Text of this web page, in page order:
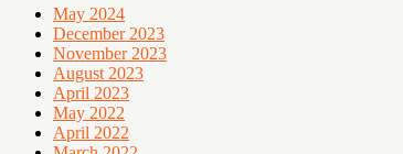
May 2024
December 2023
November 2023
August 2023
April 2023
May 2022
April 2022